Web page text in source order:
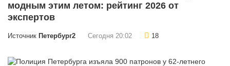
модным этим летом: рейтинг 2026 от
экспертов
Источник Петербург2 Сегодня 20:02 18